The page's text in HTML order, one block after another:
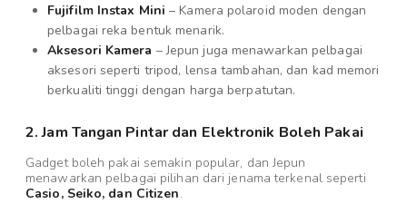
Fujifilm Instax Mini – Kamera polaroid moden dengan
pelbagai reka bentuk menarik.
Aksesori Kamera – Jepun juga menawarkan pelbagai
aksesori seperti tripod, lensa tambahan, dan kad memori
berkualiti tinggi dengan harga berpatutan.
2. Jam Tangan Pintar dan Elektronik Boleh Pakai
Gadget boleh pakai semakin popular, dan Jepun
menawarkan pelbagai pilihan dari jenama terkenal seperti
Casio, Seiko, dan Citizen.